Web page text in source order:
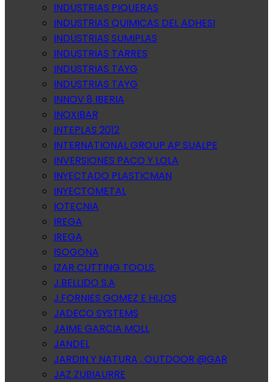
INDUSTRIAS PIQUERAS
INDUSTRIAS QUIMICAS DEL ADHESI
INDUSTRIAS SUMIPLAS
INDUSTRIAS TARRES
INDUSTRIAS TAYG
INDUSTRIAS TAYG
INNOV 8 IBERIA
INOXIBAR
INTEPLAS 2012
INTERNATIONAL GROUP AP SUALPE
INVERSIONES PACO Y LOLA
INYECTADO PLASTICMAN
INYECTOMETAL
IOTECNIA
IREGA
IREGA
ISOGONA
IZAR CUTTING TOOLS.
J.BELLIDO S.A
J.FORNIES GOMEZ E HIJOS
JADECO SYSTEMS
JAIME GARCIA MOLL
JANDEL
JARDIN Y NATURA , OUTDOOR @GAR
JAZ ZUBIAURRE